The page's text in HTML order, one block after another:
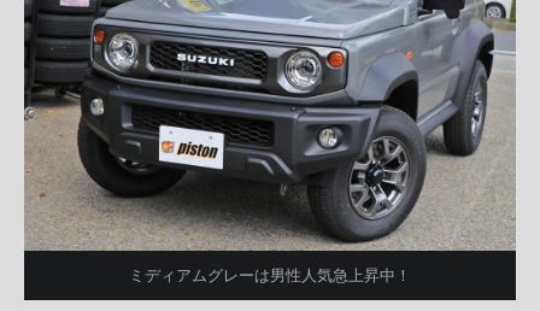
ミディアムグレーは男性人気急上昇中！